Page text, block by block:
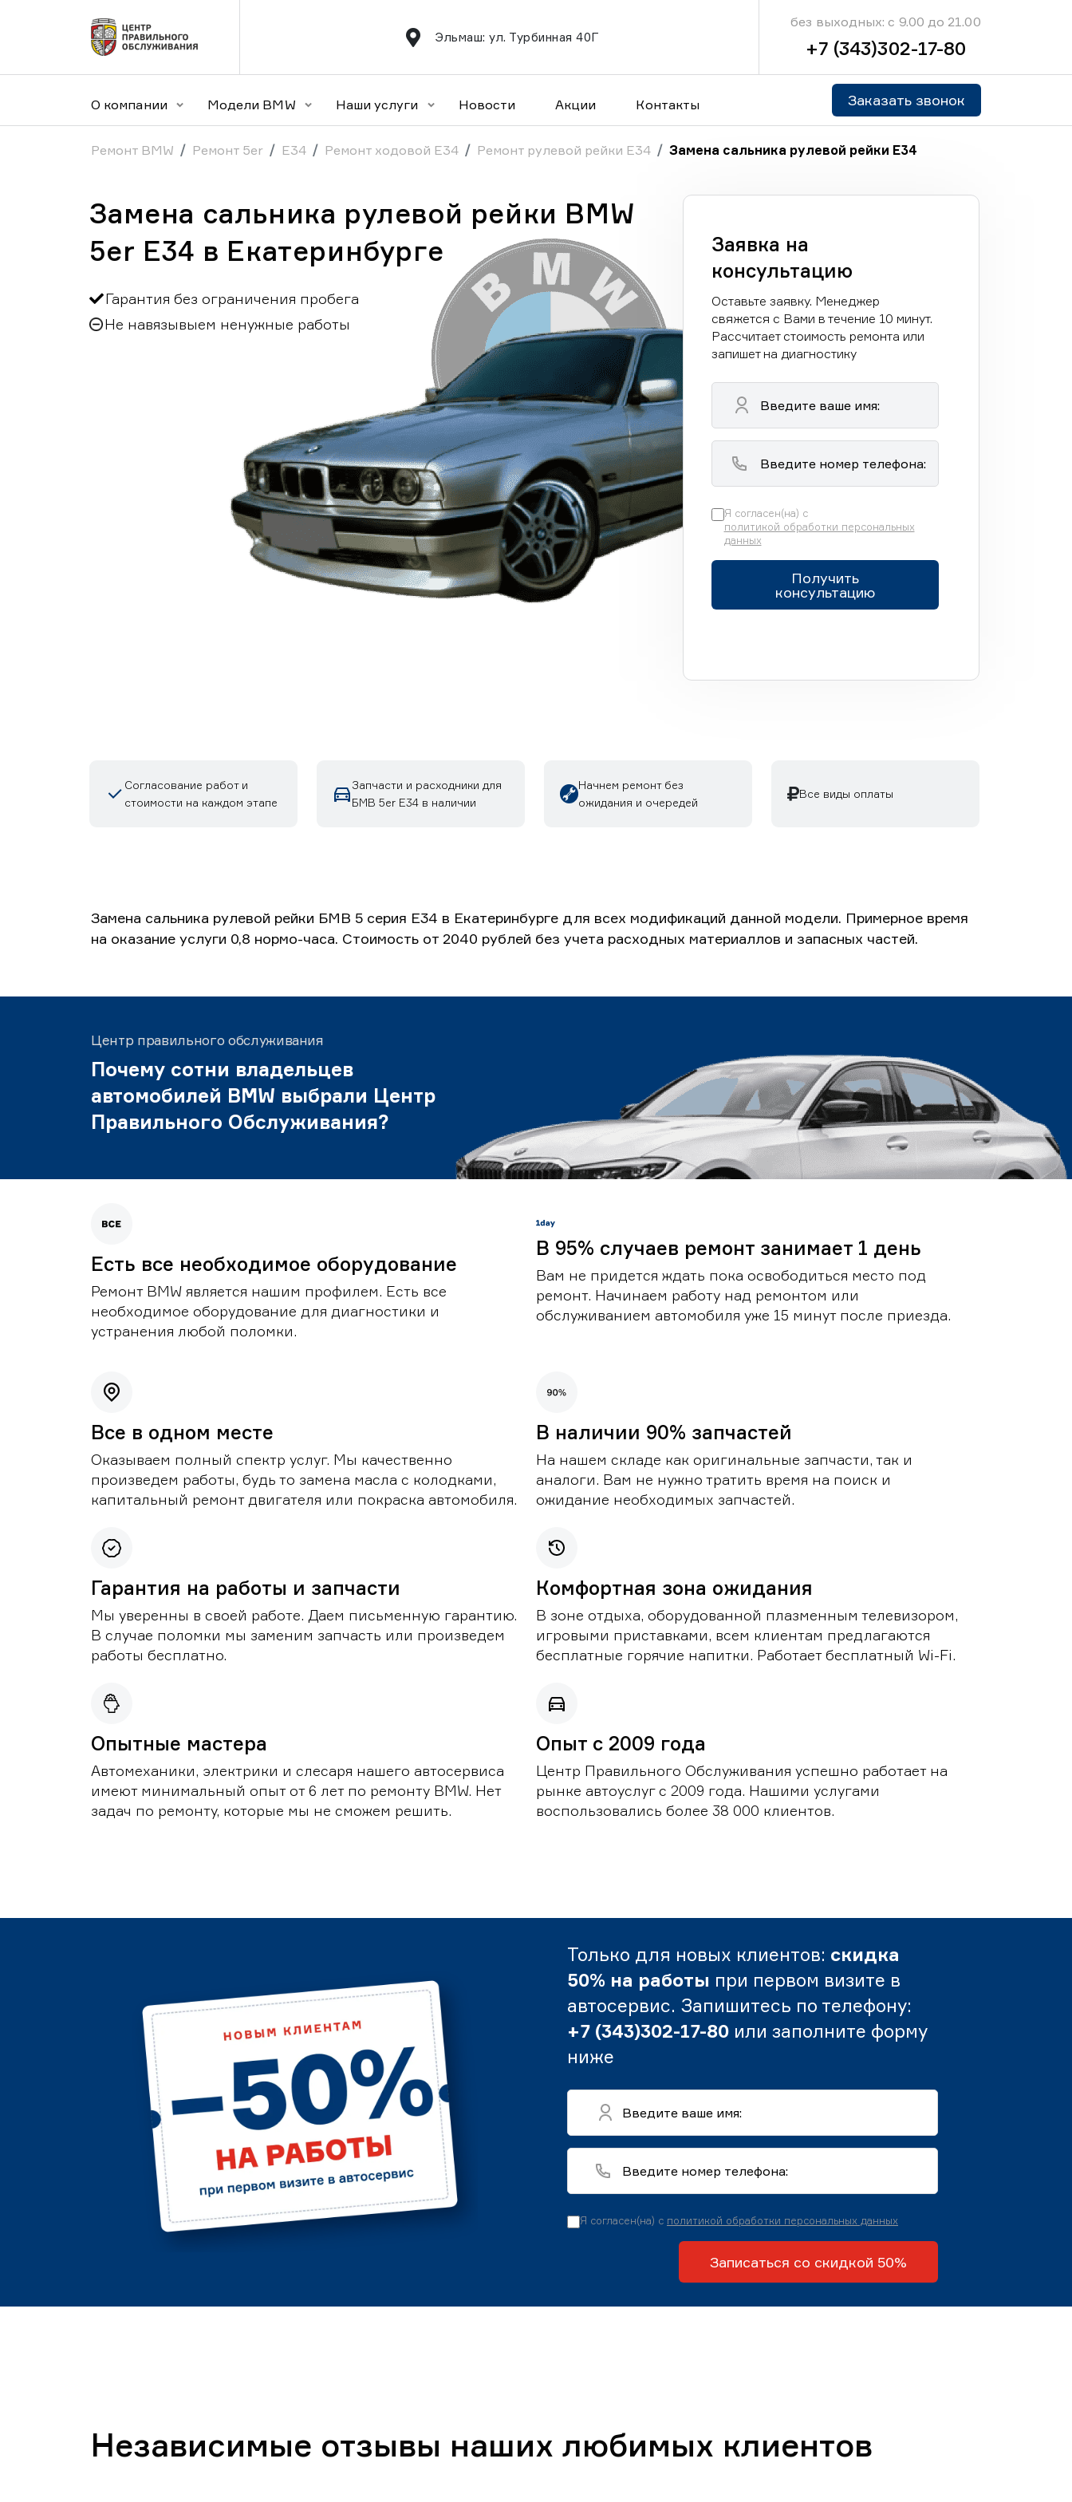
Эльмаш: ул. Турбинная 40Г
без выходных: с 9.00 до 21.00
+7 (343)302-17-80
О компании Модели BMW Наши услуги Новости Акции Контакты Заказать звонок
Ремонт BMW Ремонт 5er E34 Ремонт ходовой E34 Ремонт рулевой рейки E34 Замена сальника рулевой рейки E34
Замена сальника рулевой рейки BMW
5er E34 в Екатеринбурге
Гарантия без ограничения пробега
Не навязывыем ненужные работы
Заявка на
консультацию
Оставьте заявку. Менеджер
свяжется с Вами в течение 10 минут.
Рассчитает стоимость ремонта или
запишет на диагностику
Я согласен(на) с
политикой обработки персональных
данных
Получить
консультацию
Согласование работ и
стоимости на каждом этапе
Запчасти и расходники для
БМВ 5er E34 в наличии
Начнем ремонт без
ожидания и очередей
Все виды оплаты
Замена сальника рулевой рейки БМВ 5 серия E34 в Екатеринбурге для всех модификаций данной модели. Примерное время
на оказание услуги 0,8 нормо-часа. Стоимость от 2040 рублей без учета расходных материаллов и запасных частей.
Центр правильного обслуживания
Почему сотни владельцев
автомобилей BMW выбрали Центр
Правильного Обслуживания?
Есть все необходимое оборудование
Ремонт BMW является нашим профилем. Есть все
необходимое оборудование для диагностики и
устранения любой поломки.
В 95% случаев ремонт занимает 1 день
Вам не придется ждать пока освободиться место под
ремонт. Начинаем работу над ремонтом или
обслуживанием автомобиля уже 15 минут после приезда.
Все в одном месте
Оказываем полный спектр услуг. Мы качественно
произведем работы, будь то замена масла с колодками,
капитальный ремонт двигателя или покраска автомобиля.
В наличии 90% запчастей
На нашем складе как оригинальные запчасти, так и
аналоги. Вам не нужно тратить время на поиск и
ожидание необходимых запчастей.
Гарантия на работы и запчасти
Мы уверенны в своей работе. Даем письменную гарантию.
В случае поломки мы заменим запчасть или произведем
работы бесплатно.
Комфортная зона ожидания
В зоне отдыха, оборудованной плазменным телевизором,
игровыми приставками, всем клиентам предлагаются
бесплатные горячие напитки. Работает бесплатный Wi-Fi.
Опытные мастера
Автомеханики, электрики и слесаря нашего автосервиса
имеют минимальный опыт от 6 лет по ремонту BMW. Нет
задач по ремонту, которые мы не сможем решить.
Опыт с 2009 года
Центр Правильного Обслуживания успешно работает на
рынке автоуслуг с 2009 года. Нашими услугами
воспользовались более 38 000 клиентов.
Только для новых клиентов: скидка
50% на работы при первом визите в
автосервис. Запишитесь по телефону:
+7 (343)302-17-80 или заполните форму
ниже
Я согласен(на) с политикой обработки персональных данных
Записаться со скидкой 50%
Независимые отзывы наших любимых клиентов